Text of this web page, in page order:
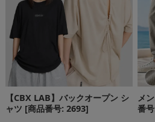
【CBX LAB】バックオープン シ
ャツ [商品番号: 2693]
メ
番